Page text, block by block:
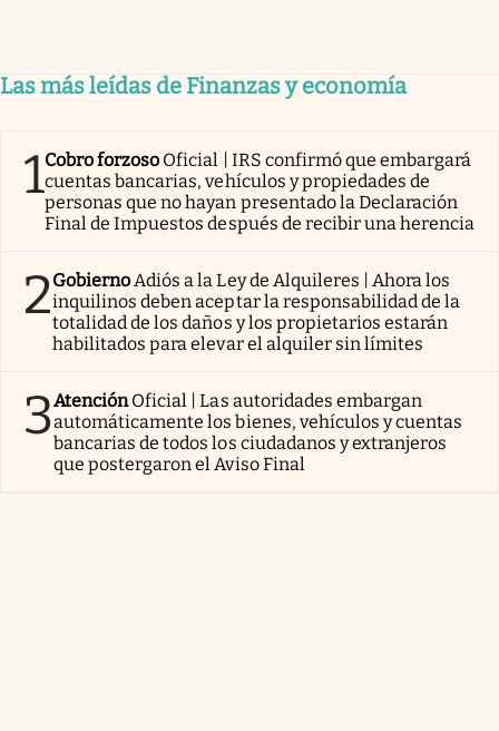
Las más leídas de Finanzas y economía
1Cobro forzoso Oficial | IRS confirmó que embargará
cuentas bancarias, vehículos y propiedades de
personas que no hayan presentado la Declaración
Final de Impuestos después de recibir una herencia
2GobiernoAdiós a la Ley de Alquileres | Ahora los
inquilinos deben aceptar la responsabilidad de la
totalidad de los daños y los propietarios estarán
habilitados para elevar el alquiler sin límites
3AtenciónOficial | Las autoridades embargan
automáticamente los bienes, vehículos y cuentas
bancarias de todos los ciudadanos y extranjeros
que postergaron el Aviso Final